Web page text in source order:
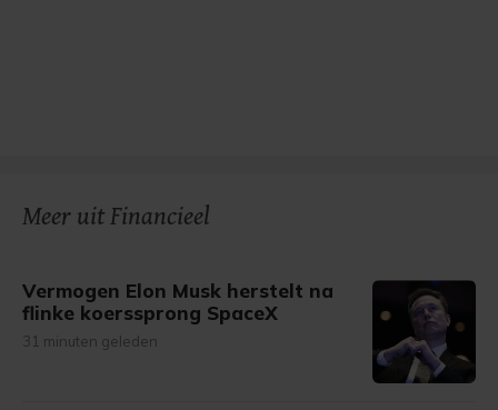
Meer uit Financieel
Vermogen Elon Musk herstelt na
flinke koerssprong SpaceX
31 minuten geleden